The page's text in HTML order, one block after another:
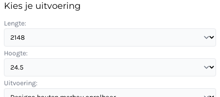
Kies je uitvoering
Lengte:
Hoogte:
Uitvoering: